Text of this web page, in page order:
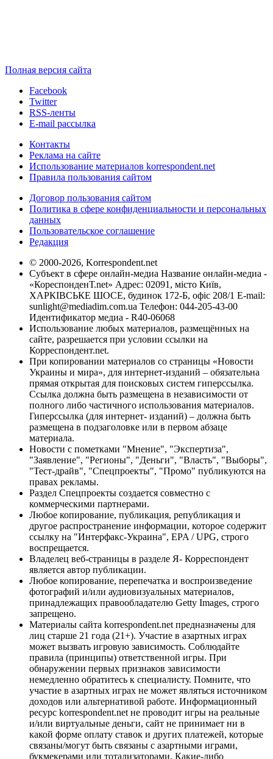
Полная версия сайта
Facebook
Twitter
RSS-ленты
E-mail рассылка
Контакты
Реклама на сайте
Использование материалов korrespondent.net
Правила пользования сайтом
Договор пользования сайтом
Политика в сфере конфиденциальности и персональных
данных
Пользовательское соглашение
Редакция
© 2000-2026, Korrespondent.net
Субъект в сфере онлайн-медиа Название онлайн-медиа -
«КореспонденТ.net» Адрес: 02091, місто Київ,
ХАРКІВСЬКЕ ШОСЕ, будинок 172-Б, офіс 208/1 E-mail:
sunlight@mediadim.com.ua Телефон: 044-205-43-00
Идентификатор медиа - R40-06068
Использование любых материалов, размещённых на
сайте, разрешается при условии ссылки на
Корреспондент.net.
При копировании материалов со страницы «Новости
Украины и мира», для интернет-изданий – обязательна
прямая открытая для поисковых систем гиперссылка.
Ссылка должна быть размещена в независимости от
полного либо частичного использования материалов.
Гиперссылка (для интернет- изданий) – должна быть
размещена в подзаголовке или в первом абзаце
материала.
Новости с пометками "Мнение", "Экспертиза",
"Заявление", "Регионы", "Деньги", "Власть", "Выборы",
"Тест-драйв", "Спецпроекты", "Промо" публикуются на
правах рекламы.
Раздел Спецпроекты создается совместно с
коммерческими партнерами.
Любое копирование, публикация, републикация и
другое распространение информации, которое содержит
ссылку на "Интерфакс-Украина", EPA / UPG, строго
воспрещается.
Владелец веб-страницы в разделе Я- Корреспондент
является автор публикации.
Любое копирование, перепечатка и воспроизведение
фотографий и/или аудиовизуальных материалов,
принадлежащих правообладателю Getty Images, строго
запрещено.
Материалы сайта korrespondent.net предназначены для
лиц старше 21 года (21+). Участие в азартных играх
может вызвать игровую зависимость. Соблюдайте
правила (принципы) ответственной игры. При
обнаружении первых признаков зависимости
немедленно обратитесь к специалисту. Помните, что
участие в азартных играх не может являться источником
доходов или альтернативой работе. Информационный
ресурс korrespondent.net не проводит игры на реальные
и/или виртуальные деньги, сайт не принимает ни в
какой форме оплату ставок и других платежей, которые
связаны/могут быть связаны с азартными играми,
букмекерами или тотализаторами. Какие-либо